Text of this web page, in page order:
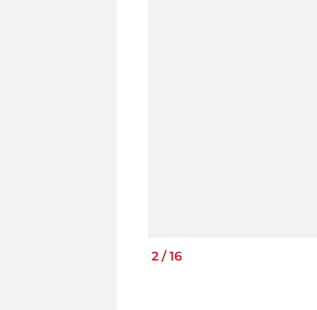
2 /16